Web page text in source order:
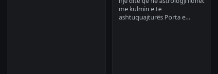
me kulmin e të
ashtuquajturës Porta e…